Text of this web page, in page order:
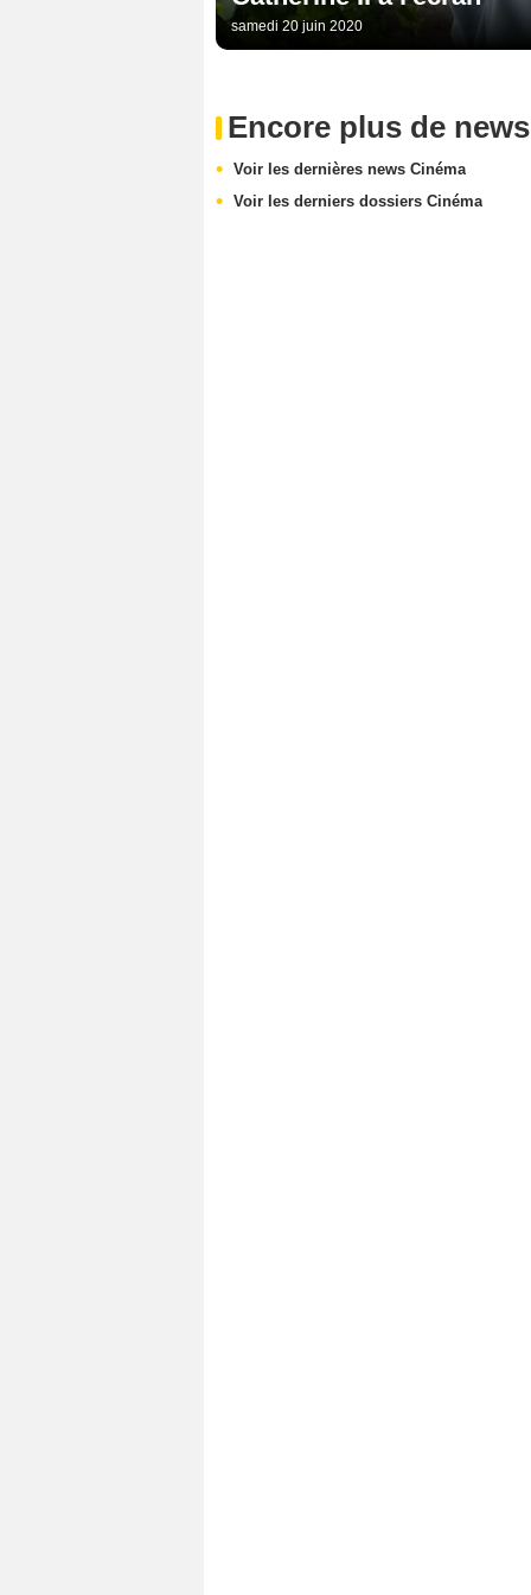
samedi 20 juin 2020
Encore plus de
Voir les dernières news Cinéma
Voir les derniers dossiers Cinéma